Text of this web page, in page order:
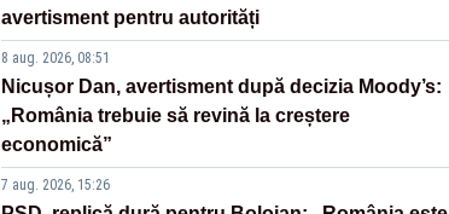
avertisment pentru autorități
8 aug. 2026, 08:51
Nicușor Dan, avertisment după decizia Moody’s:
„România trebuie să revină la creștere
economică”
7 aug. 2026, 15:26